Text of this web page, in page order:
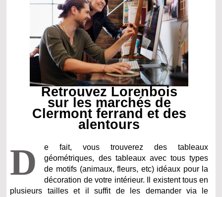
Retrouvez Lorenbois
sur les marchés de
Clermont ferrand et des
alentours
D
e fait, vous trouverez des tableaux
géométriques, des tableaux avec tous types
de motifs (animaux, fleurs, etc) idéaux pour la
décoration de votre intérieur. Il existent tous en
plusieurs tailles et il suffit de les demander via le